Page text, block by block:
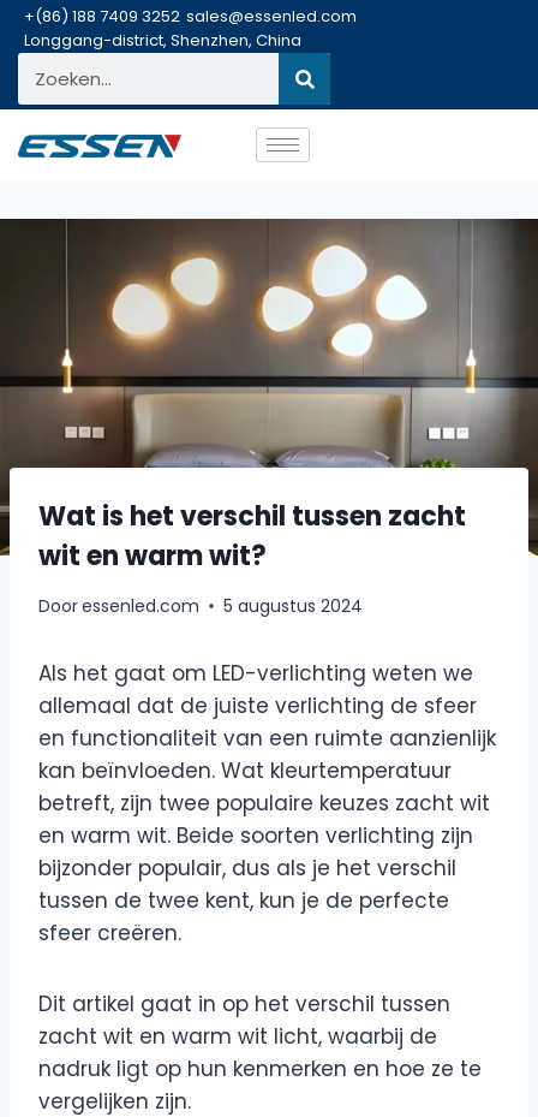
+(86) 188 7409 3252 sales@essenled.com
Longgang-district, Shenzhen, China
Wat is het verschil tussen zacht
wit en warm wit?
Dooressenled.com 5 augustus 2024
Als het gaat om LED-verlichting weten we
allemaal dat de juiste verlichting de sfeer
en functionaliteit van een ruimte aanzienlijk
kan beïnvloeden. Wat kleurtemperatuur
betreft, zijn twee populaire keuzes zacht wit
en warm wit. Beide soorten verlichting zijn
bijzonder populair, dus als je het verschil
tussen de twee kent, kun je de perfecte
sfeer creëren.
Dit artikel gaat in op het verschil tussen
zacht wit en warm wit licht, waarbij de
nadruk ligt op hun kenmerken en hoe ze te
vergelijken zijn.